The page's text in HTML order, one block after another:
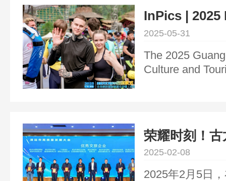
赛，为清远“中
国际成色。
InPics |
Competition
The 2025
Culture and
区) in
Province.
2025-05-31
荣耀时刻！
文旅企业” 称
启新篇
2025年2月5日
2025-02-08